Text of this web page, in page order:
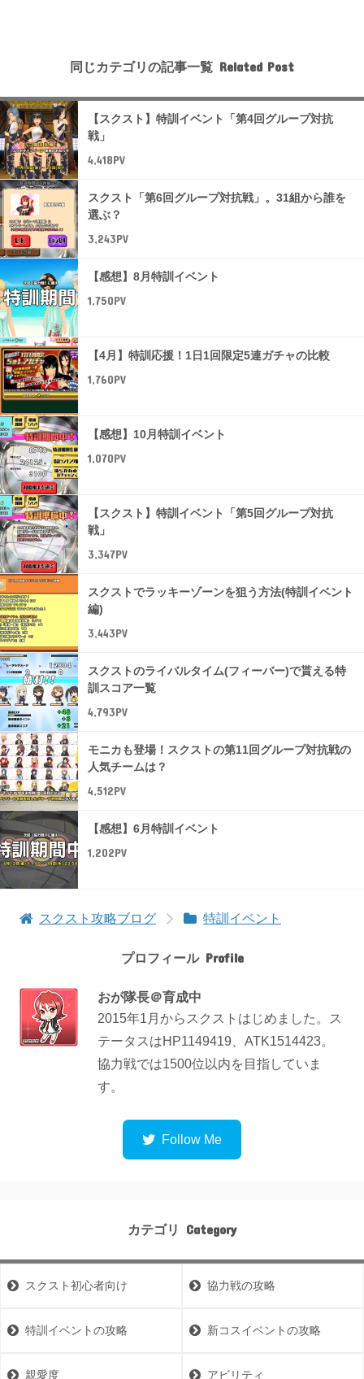
同じカテゴリの記事一覧
【スクスト】特訓イベント「第4回グループ対抗
戦」
4,418PV
スクスト「第6回グループ対抗戦」。31組から誰を
選ぶ？
3,243PV
【感想】8月特訓イベント
1,750PV
【4月】特訓応援！1日1回限定5連ガチャの比較
1,760PV
【感想】10月特訓イベント
1,070PV
【スクスト】特訓イベント「第5回グループ対抗
戦」
3,347PV
スクストでラッキーゾーンを狙う方法(特訓イベント
編)
3,443PV
スクストのライバルタイム(フィーバー)で貰える特
訓スコア一覧
4,793PV
モニカも登場！スクストの第11回グループ対抗戦の
人気チームは？
4,512PV
【感想】6月特訓イベント
1,202PV
スクスト攻略ブログ 特訓イベント
プロフィール
おが隊長＠育成中
2015年1月からスクストはじめました。ス
テータスはHP1149419、ATK1514423。
協力戦では1500位以内を目指していま
す。
カテゴリ
スクスト初心者向け 協力戦の攻略
特訓イベントの攻略 新コスイベントの攻略
親愛度 アビリティ